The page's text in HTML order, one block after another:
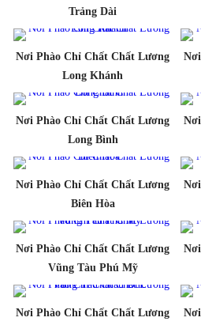
Trảng Dài
Nơi Phào Chỉ Chất Chất Lương
Long Khánh
Nơi Phào Chỉ Chất Chất Lương
Long Bình
Nơi Phào Chỉ Chất Chất Lương
Biên Hòa
Nơi Phào Chỉ Chất Chất Lương
Vũng Tàu Phú Mỹ
Nơi Phào Chỉ Chất Chất Lương